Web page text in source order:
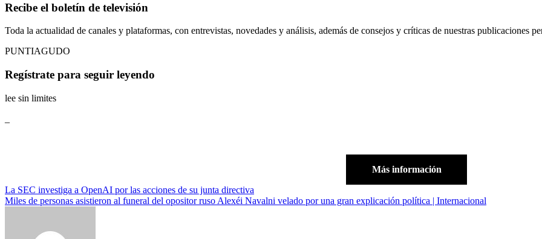
Recibe el boletín de televisión
Toda la actualidad de canales y plataformas, con entrevistas, novedades y análisis, además de consejos y críticas de nuestras publicaciones
PUNTIAGUDO
Regístrate para seguir leyendo
lee sin limites
Más información
Navegación
de
La SEC investiga a OpenAI por las acciones de su junta directiva
Miles de personas asistieron al funeral del opositor ruso Alexéi Navalni velado por una gran explicación política | Internacional